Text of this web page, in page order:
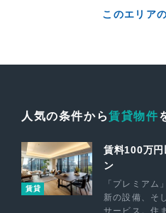
このエリア
人気の条件から賃貸物件
賃貸
賃料100万円
ン
「プレミアム
新の設備、そ